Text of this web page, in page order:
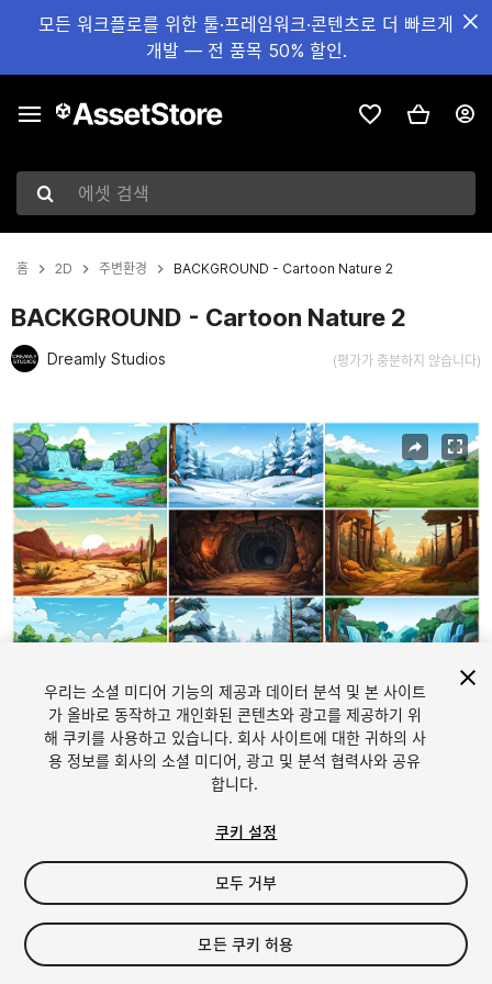
모든 워크플로를 위한 툴·프레임워크·콘텐츠로 더 빠르게
개발 — 전 품목 50% 할인.
에셋 검색
홈 2D 주변환경 BACKGROUND - Cartoon Nature 2
BACKGROUND - Cartoon Nature 2
Dreamly Studios (평가가 충분하지 않습니다)
현재 슬라이드: 1 / 25
1/25
$19.99
세금/부가세는 결제 시 반영됩니다.
우리는 소셜 미디어 기능의 제공과 데이터 분석 및 본 사이트
가 올바로 동작하고 개인화된 콘텐츠와 광고를 제공하기 위
해 쿠키를 사용하고 있습니다. 회사 사이트에 대한 귀하의 사
용 정보를 회사의 소셜 미디어, 광고 및 분석 협력사와 공유
합니다.
쿠키 설정
모두 거부
모든 쿠키 허용